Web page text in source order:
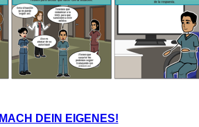
MACH DEIN EIGENES!